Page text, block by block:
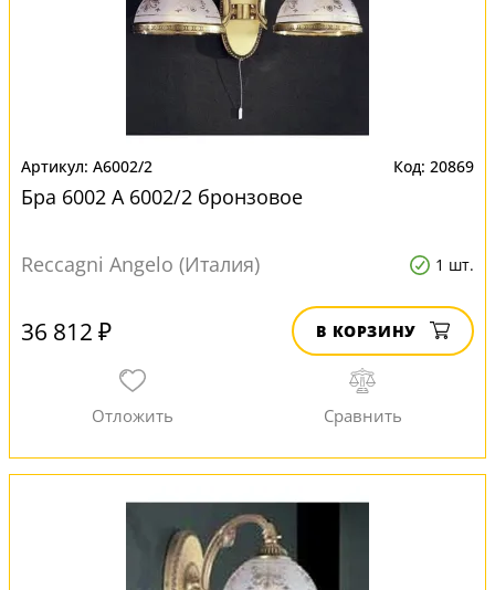
A6002/2 20869
Бра 6002 A 6002/2 бронзовое
Reccagni Angelo (Италия) 1 шт.
36 812 ₽ В КОРЗИНУ